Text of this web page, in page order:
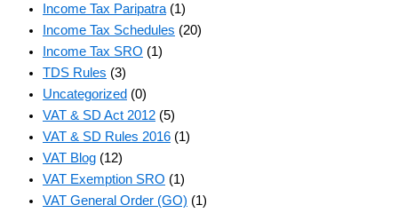
Income Tax Paripatra (1)
Income Tax Schedules (20)
Income Tax SRO (1)
TDS Rules (3)
Uncategorized (0)
VAT & SD Act 2012 (5)
VAT & SD Rules 2016 (1)
VAT Blog (12)
VAT Exemption SRO (1)
VAT General Order (GO) (1)